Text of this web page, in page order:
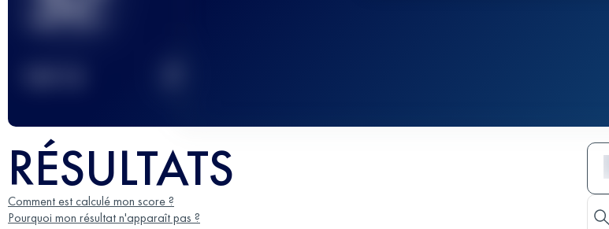
RÉSULTATS
Comment est calculé mon score ?
Pourquoi mon résultat n'apparaît pas ?